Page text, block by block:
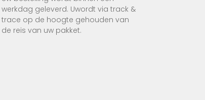
werkdag geleverd. Uwordt via track &
trace op de hoogte gehouden van
de reis van uw pakket.